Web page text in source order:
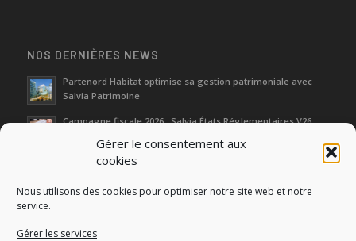
Gérer le consentement aux
cookies
Nous utilisons des cookies pour optimiser notre site web et notre
service.
Gérer les services
NOS DERNIÈRES NEWS
Partenord Habitat optimise sa gestion patrimoniale avec
Salvia Patrimoine
Campagne fiscale 2026 : Salvia États Réglementaires V26
Journées d‘Étude de l’Immobilier 2026
Salon SIMI 2025 : entre héritage et renaissance